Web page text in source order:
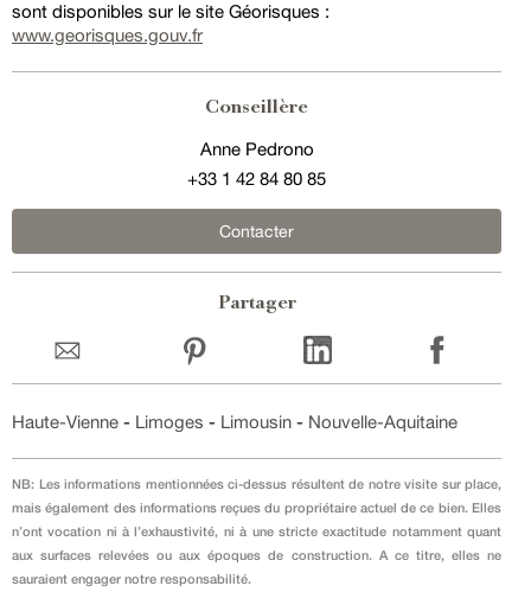
sont disponibles sur le site Géorisques :
www.georisques.gouv.fr
Conseillère
Anne Pedrono
+33 1 42 84 80 85
Contacter
Partager
Haute-Vienne - Limoges - Limousin - Nouvelle-Aquitaine
NB: Les informations mentionnées ci-dessus résultent de notre visite sur place,
mais également des informations reçues du propriétaire actuel de ce bien. Elles
n’ont vocation ni à l’exhaustivité, ni à une stricte exactitude notamment quant
aux surfaces relevées ou aux époques de construction. A ce titre, elles ne
sauraient engager notre responsabilité.